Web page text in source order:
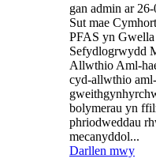
gan admin ar
Sut mae
PFAS yn
Sefydlogrwydd
Allwthio Aml-
cyd-allwthio
bolymerau yn
phriodweddau
mecanyddol...
Darllen mwy